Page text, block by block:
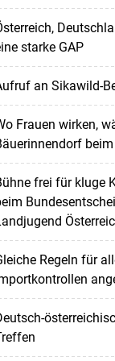
starke GAP
an Sikawild-
Frauen wirken,
frei für kluge
Regeln für